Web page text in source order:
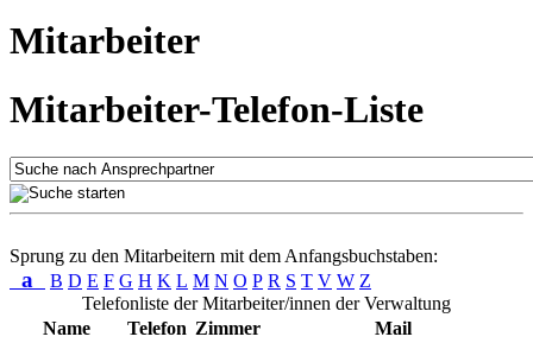
Mitarbeiter
Mitarbeiter-Telefon-Liste
Sprung zu den Mitarbeitern mit dem Anfangsbuchstaben:
a B D E F G H K L M N O P R S T V W Z
Telefonliste der Mitarbeiter/innen der Verwaltung
Name
Telefon Zimmer
Mail